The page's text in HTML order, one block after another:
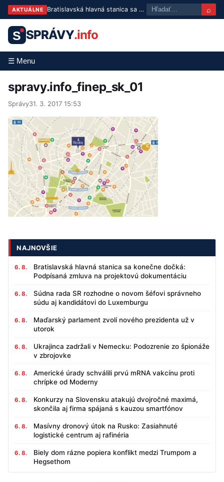
AKTUÁLNE Bratislavská hlavná stanica sa konečne dočká: Podpísaná zmluva na projektovú dokumentáciu ⌕
S SPRÁVY.info
☰ Menu
spravy.info_finep_sk_01
Správy31. 3. 2017 15:53
NAJNOVŠIE
6. 8.
Bratislavská hlavná stanica sa konečne dočká:
Podpísaná zmluva na projektovú dokumentáciu
6. 8.
Súdna rada SR rozhodne o novom šéfovi správneho
súdu aj kandidátovi do Luxemburgu
6. 8.
Maďarský parlament zvolí nového prezidenta už v
utorok
6. 8.
Ukrajinca zadržali v Nemecku: Podozrenie zo špionáže
v zbrojovke
6. 8.
Americké úrady schválili prvú mRNA vakcínu proti
chrípke od Moderny
6. 8.
Konkurzy na Slovensku atakujú dvojročné maximá,
skončila aj firma spájaná s kauzou smartfónov
6. 8.
Masívny dronový útok na Rusko: Zasiahnuté
logistické centrum aj rafinéria
6. 8.
Biely dom rázne popiera konflikt medzi Trumpom a
Hegsethom